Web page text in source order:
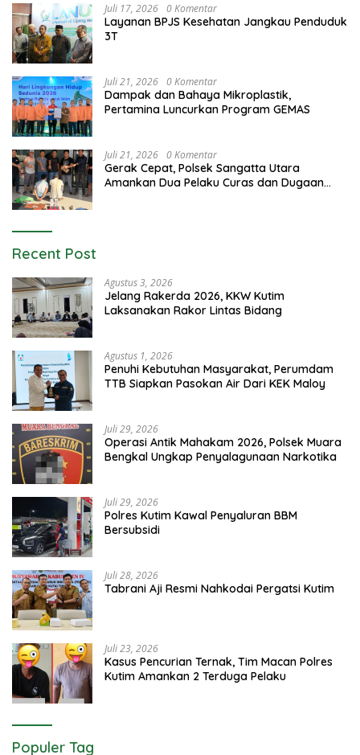
Juli 17, 2026 0 Komentar
Layanan BPJS Kesehatan Jangkau Penduduk
3T
Juli 21, 2026 0 Komentar
Dampak dan Bahaya Mikroplastik,
Pertamina Luncurkan Program GEMAS
Juli 21, 2026 0 Komentar
Gerak Cepat, Polsek Sangatta Utara
Amankan Dua Pelaku Curas dan Dugaan
Recent Post
Agustus 3, 2026
Jelang Rakerda 2026, KKW Kutim
Laksanakan Rakor Lintas Bidang
Agustus 1, 2026
Penuhi Kebutuhan Masyarakat, Perumdam
TTB Siapkan Pasokan Air Dari KEK Maloy
Juli 29, 2026
Operasi Antik Mahakam 2026, Polsek Muara
Bengkal Ungkap Penyalagunaan Narkotika
Juli 29, 2026
Polres Kutim Kawal Penyaluran BBM
Bersubsidi
Juli 28, 2026
Tabrani Aji Resmi Nahkodai Pergatsi Kutim
Juli 23, 2026
Kasus Pencurian Ternak, Tim Macan Polres
Kutim Amankan 2 Terduga Pelaku
Populer Tag